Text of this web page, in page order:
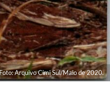
Arquivo Cimi Sul/Maio de 2020.